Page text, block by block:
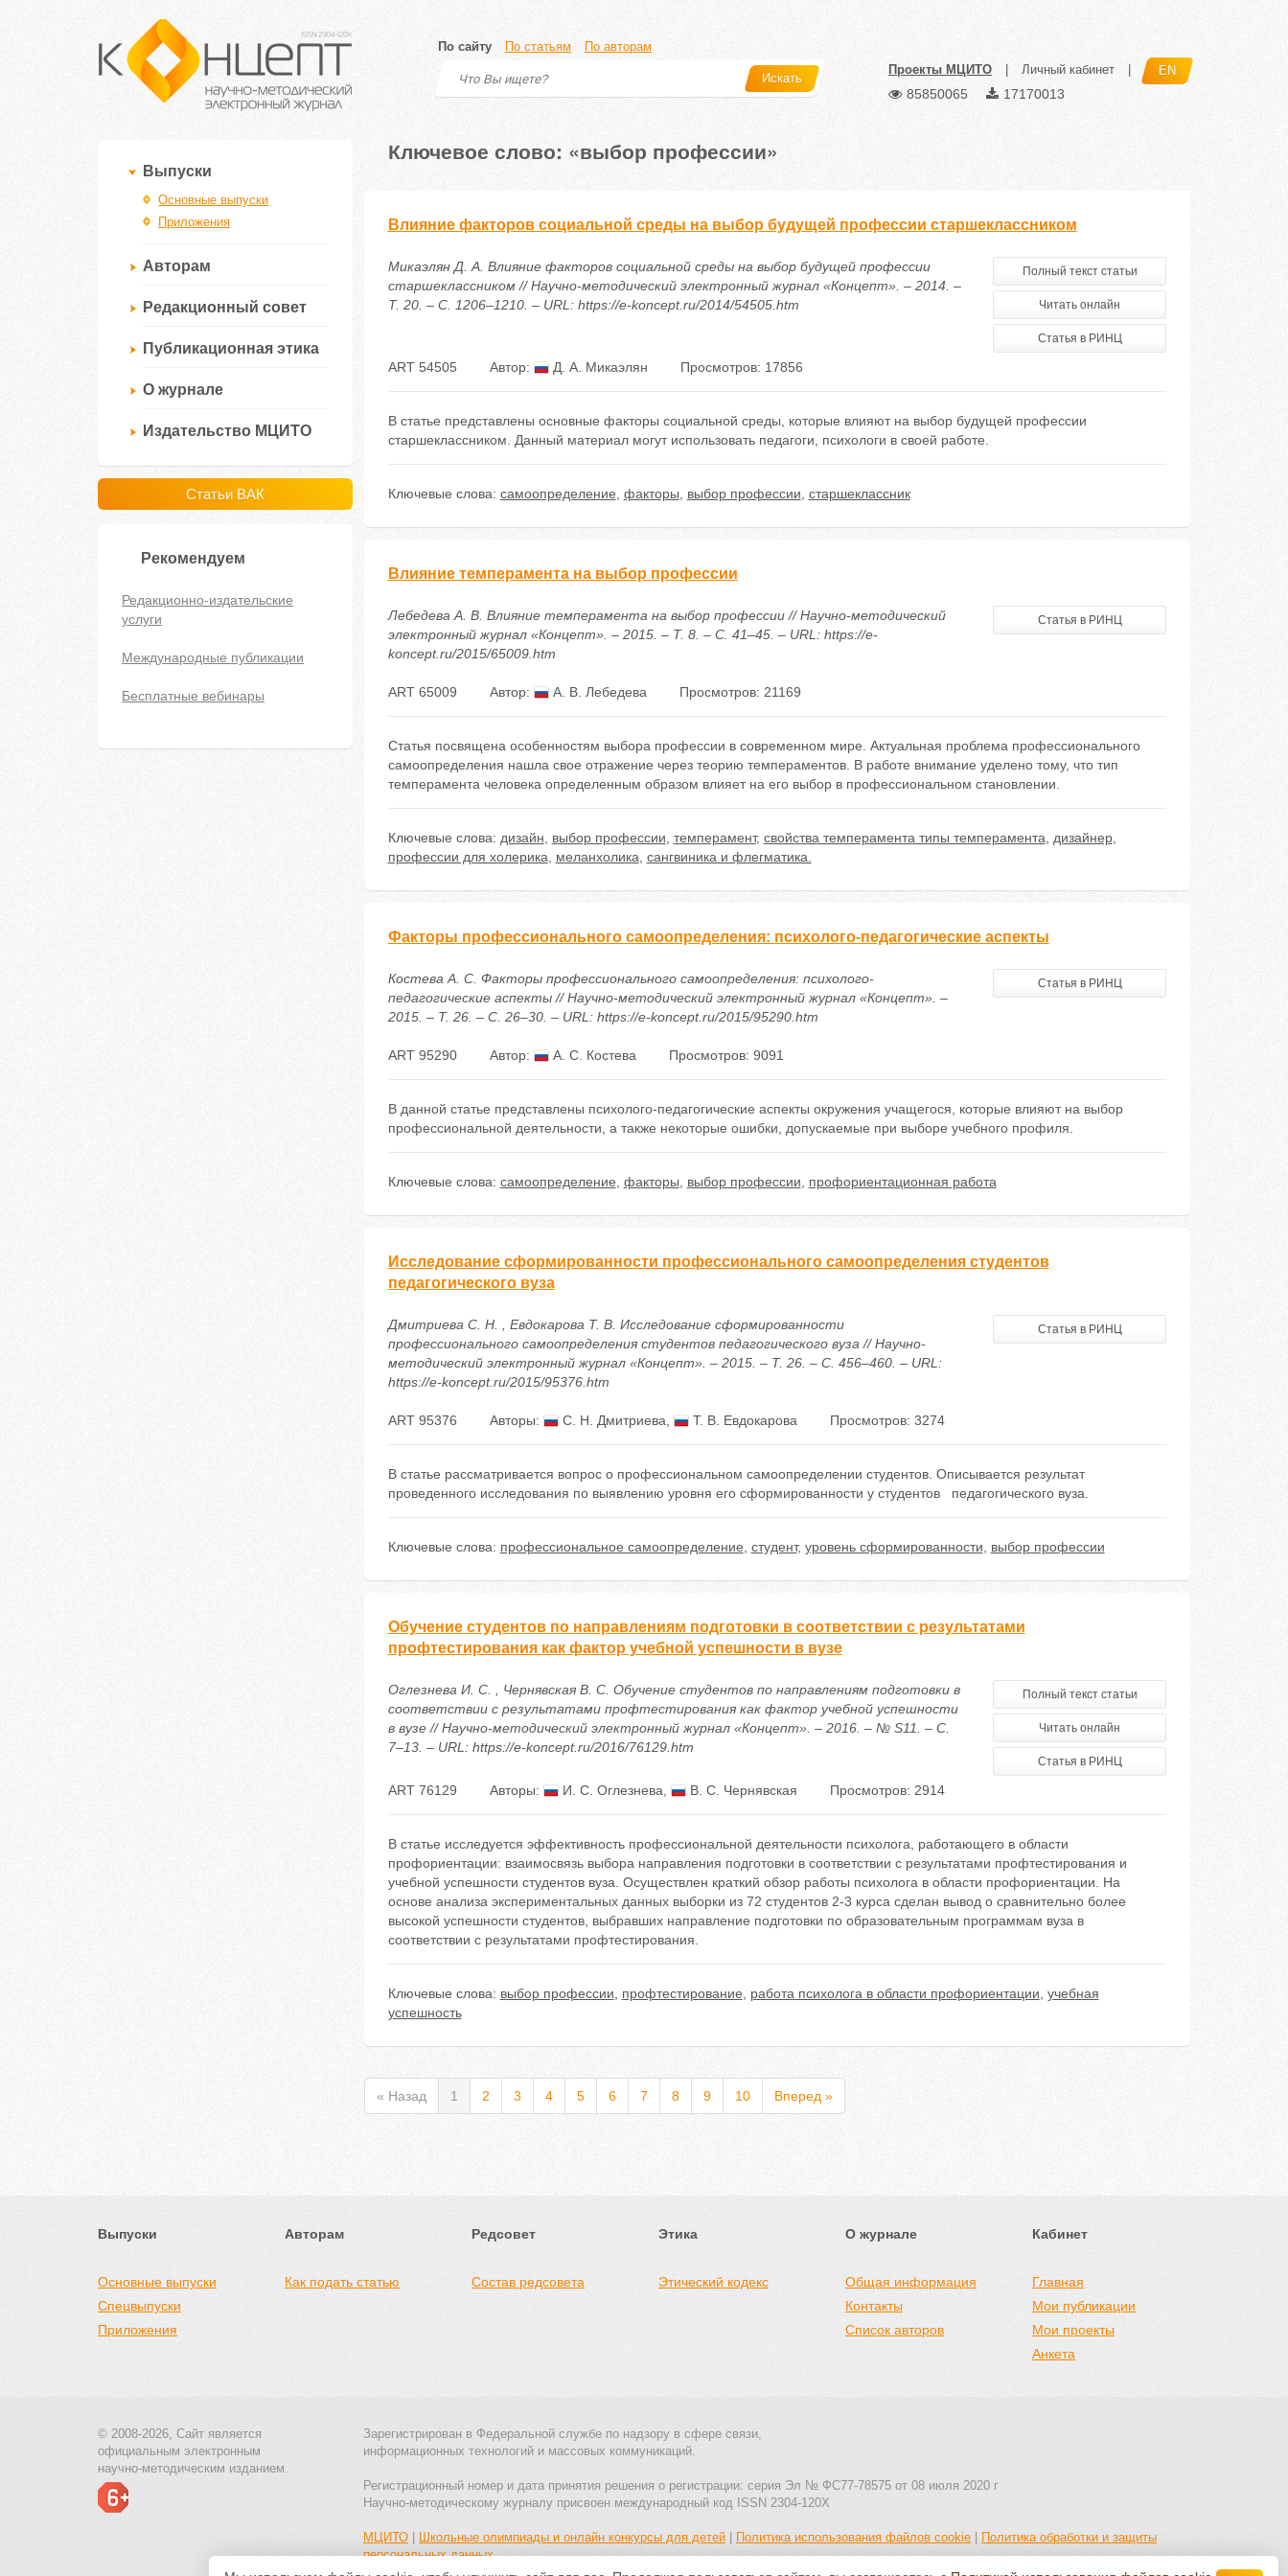
По сайту По статьям По авторам
Искать
Проекты МЦИТО Личный кабинет EN
85850065 17170013
Выпуски
Основные выпуски
Приложения
Авторам
Редакционный совет
Публикационная этика
О журнале
Издательство МЦИТО
Статьи ВАК
Рекомендуем
Редакционно-издательские
услуги
Международные публикации
Бесплатные вебинары
Ключевое слово: «выбор профессии»
Влияние факторов социальной среды на выбор будущей профессии старшеклассником
Микаэлян Д. А. Влияние факторов социальной среды на выбор будущей профессии
старшеклассником // Научно-методический электронный журнал «Концепт». – 2014. –
Т. 20. – С. 1206–1210. – URL: https://e-koncept.ru/2014/54505.htm
Полный текст статьи
Читать онлайн
Статья в РИНЦ
ART 54505 Автор: Д. А. Микаэлян Просмотров: 17856
В статье представлены основные факторы социальной среды, которые влияют на выбор будущей профессии
старшеклассником. Данный материал могут использовать педагоги, психологи в своей работе.
Ключевые слова: самоопределение факторы выбор профессии старшеклассник
Влияние темперамента на выбор профессии
Лебедева А. В. Влияние темперамента на выбор профессии // Научно-методический
электронный журнал «Концепт». – 2015. – Т. 8. – С. 41–45. – URL: https://e-
koncept.ru/2015/65009.htm
Статья в РИНЦ
ART 65009 Автор: А. В. Лебедева Просмотров: 21169
Статья посвящена особенностям выбора профессии в современном мире. Актуальная проблема профессионального
самоопределения нашла свое отражение через теорию темпераментов. В работе внимание уделено тому, что тип
темперамента человека определенным образом влияет на его выбор в профессиональном становлении.
Ключевые слова: дизайн выбор профессии темперамент, свойства темперамента типы темперамента дизайнер,
профессии для холерика
меланхолика сангвиника и флегматика.
Факторы профессионального самоопределения: психолого-педагогические аспекты
Костева А. С. Факторы профессионального самоопределения: психолого-
педагогические аспекты // Научно-методический электронный журнал «Концепт». –
2015. – Т. 26. – С. 26–30. – URL: https://e-koncept.ru/2015/95290.htm
Статья в РИНЦ
ART 95290 Автор: А. С. Костева Просмотров: 9091
В данной статье представлены психолого-педагогические аспекты окружения учащегося, которые влияют на выбор
профессиональной деятельности, а также некоторые ошибки, допускаемые при выборе учебного профиля.
Ключевые слова: самоопределение факторы выбор профессии профориентационная работа
Исследование сформированности профессионального самоопределения студентов
педагогического вуза
Дмитриева С. Н. , Евдокарова Т. В. Исследование сформированности
профессионального самоопределения студентов педагогического вуза // Научно-
методический электронный журнал «Концепт». – 2015. – Т. 26. – С. 456–460. – URL:
https://e-koncept.ru/2015/95376.htm
Статья в РИНЦ
ART 95376 Авторы: С. Н. Дмитриева Т. В. Евдокарова Просмотров: 3274
В статье рассматривается вопрос о профессиональном самоопределении студентов. Описывается результат
проведенного исследования по выявлению уровня его сформированности у студентов педагогического вуза.
Ключевые слова: профессиональное самоопределение студент, уровень сформированности выбор профессии
Обучение студентов по направлениям подготовки в соответствии с результатами
профтестирования как фактор учебной успешности в вузе
Оглезнева И. С. , Чернявская В. С. Обучение студентов по направлениям подготовки в
соответствии с результатами профтестирования как фактор учебной успешности
в вузе // Научно-методический электронный журнал «Концепт». – 2016. – № S11. – С.
7–13. – URL: https://e-koncept.ru/2016/76129.htm
Полный текст статьи
Читать онлайн
Статья в РИНЦ
ART 76129 Авторы: И. С. Оглезнева В. С. Чернявская Просмотров: 2914
В статье исследуется эффективность профессиональной деятельности психолога, работающего в области
профориентации: взаимосвязь выбора направления подготовки в соответствии с результатами профтестирования и
учебной успешности студентов вуза. Осуществлен краткий обзор работы психолога в области профориентации. На
основе анализа экспериментальных данных выборки из 72 студентов 2-3 курса сделан вывод о сравнительно более
высокой успешности студентов, выбравших направление подготовки по образовательным программам вуза в
соответствии с результатами профтестирования.
Ключевые слова: выбор профессии профтестирование работа психолога в области профориентации учебная
успешность
« Назад 1 2 3 4 5 6 7 8 9 10 Вперед »
Выпуски
Основные выпуски
Спецвыпуски
Приложения
Авторам
Как подать статью
Редсовет
Состав редсовета
Этика
Этический кодекс
О журнале
Общая информация
Контакты
Список авторов
Кабинет
Главная
Мои публикации
Мои проекты
Анкета
© 2008-2026, Сайт является
официальным электронным
научно-методическим изданием.
Зарегистрирован в Федеральной службе по надзору в сфере связи,
информационных технологий и массовых коммуникаций.
Регистрационный номер и дата принятия решения о регистрации: серия Эл № ФС77-78575 от 08 июля 2020 г
Научно-методическому журналу присвоен международный код ISSN 2304-120X
МЦИТО Школьные олимпиады и онлайн конкурсы для детей Политика использования файлов cookie
Политика обработки и защиты
персональных данных